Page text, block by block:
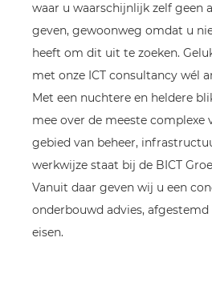
waar u waarschijnlijk zelf geen
geven, gewoonweg omdat u
heeft om dit uit te zoeken.
met onze ICT consultancy wél
Met een nuchtere en heldere
mee over de meeste complexe
gebied van beheer,
werkwijze staat bij de BICT
Vanuit daar geven wij u een
onderbouwd advies,
eisen.